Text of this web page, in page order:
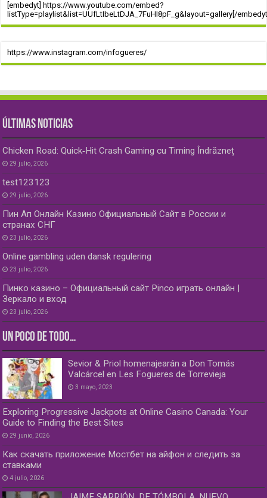
[embedyt] https://www.youtube.com/embed?
listType=playlist&list=UUfLtIbeLtDJA_7FuHI8pF_g&layout=gallery[/
https://www.instagram.com/infogueres/
ÚLTIMAS NOTICIAS
Chicken Road: Quick‑Hit Crash Gaming cu Timing Îndrăzneț
29 julio, 2026
test123123
29 julio, 2026
Пин Ап Онлайн Казино Официальный Сайт в России и
странах СНГ
23 julio, 2026
Online gambling uden dansk regulering
23 julio, 2026
Пинко казино – Официальный сайт Pinco играть онлайн |
Зеркало и вход
23 julio, 2026
UN POCO DE TODO…
Sevior & Priol homenajearán a Don Tomás
Valcárcel en Les Fogueres de Torrevieja
3 mayo, 2023
Exploring Progressive Jackpots at Online Casino Canada: Your
Guide to Finding the Best Sites
29 junio, 2026
Как скачать приложение Мостбет на айфон и следить за
ставками
4 julio, 2026